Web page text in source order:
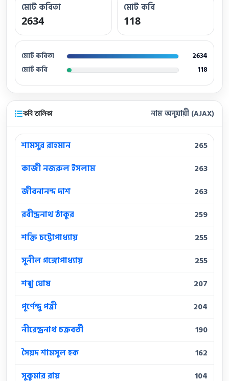
মোট কবিতা
2634
মোট কবি
118
মোট কবিতা
2634
মোট কবি
118
কবি তালিকা নাম অনুযায়ী (AJAX)
শামসুর রাহমান
265
কাজী নজরুল ইসলাম
263
জীবনানন্দ দাশ
263
রবীন্দ্রনাথ ঠাকুর
259
শক্তি চট্টোপাধ্যায়
255
সুনীল গঙ্গোপাধ্যায়
255
শঙ্খ ঘোষ
207
পূর্ণেন্দু পত্রী
204
নীরেন্দ্রনাথ চক্রবর্তী
190
সৈয়দ শামসুল হক
162
সুকুমার রায়
104